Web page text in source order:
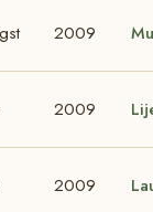
2009
2009
2009